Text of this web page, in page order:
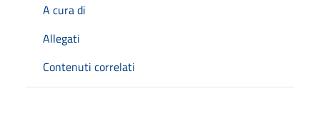
A cura di
Allegati
Contenuti correlati